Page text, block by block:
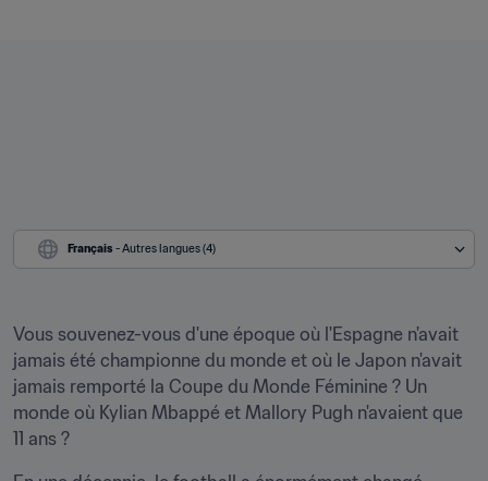
Français - Autres langues (4)
Vous souvenez-vous d'une époque où l'Espagne n'avait
jamais été championne du monde et où le Japon n'avait
jamais remporté la Coupe du Monde Féminine ? Un
monde où Kylian Mbappé et Mallory Pugh n'avaient que
11 ans ?